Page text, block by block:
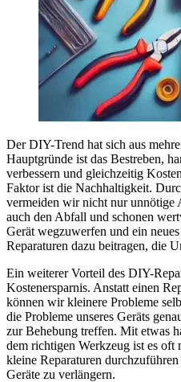
Der DIY-Trend hat sich aus
Hauptgründe ist das Bestreben,
verbessern und gleichzeitig
Faktor ist die Nachhaltigkeit.
vermeiden wir nicht nur unnötige
auch den Abfall und schonen
Gerät wegzuwerfen und ein
Reparaturen dazu beitragen, die
Ein weiterer Vorteil des DIY-
Kostenersparnis. Anstatt einen
können wir kleinere Probleme
die Probleme unseres Geräts
zur Behebung treffen. Mit etwas
dem richtigen Werkzeug ist es oft
kleine Reparaturen
Geräte zu verlängern.